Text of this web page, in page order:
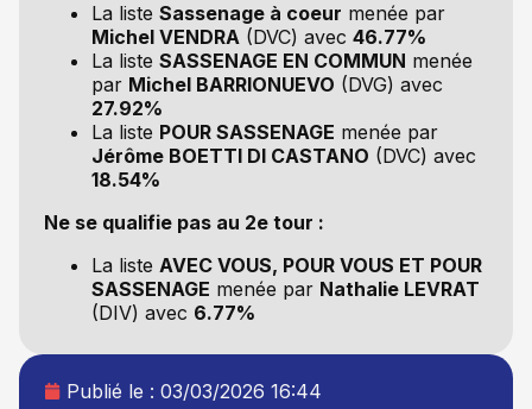
La liste Sassenage à coeur menée par
Michel VENDRA(DVC) avec 46.77%
La liste SASSENAGE EN COMMUN menée
par Michel BARRIONUEVO (DVG) avec
27.92%
La liste POUR SASSENAGE menée par
Jérôme BOETTI DI CASTANO (DVC) avec
18.54%
Ne se qualifie pas au 2e tour :
La liste AVEC VOUS, POUR VOUS ET POUR
SASSENAGE menée par Nathalie LEVRAT
(DIV) avec 6.77%
Publié le : 03/03/2026 16:44